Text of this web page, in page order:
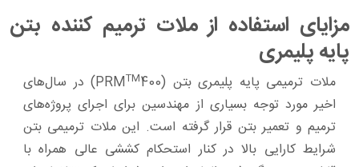
مزایای استفاده از ملات ترمیم کننده بتن
پایه پلیمری
ملات ترمیمی پایه پلیمری بتن (PRM TM
400) در سال‌های
اخیر مورد توجه بسیاری از مهندسین برای اجرای پروژه‌های
ترمیم و تعمیر بتن قرار گرفته ‌است. این ملات ترمیمی بتن
شرایط کارایی بالا در کنار استحکام کششی عالی همراه با